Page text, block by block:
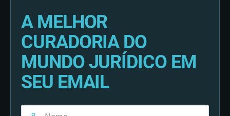
A MELHOR
CURADORIA DO
MUNDO JURÍDICO EM
SEU EMAIL